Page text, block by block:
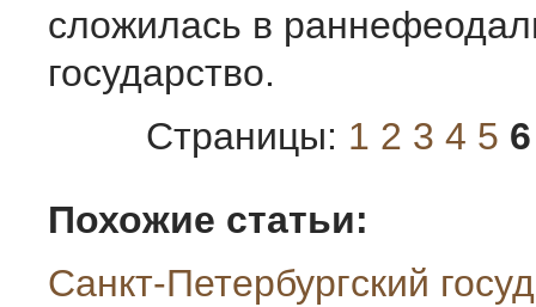
сложилась в
государство.
Страницы: 1 2 3 4 5 6
Похожие статьи:
Санкт-Петербургcкий